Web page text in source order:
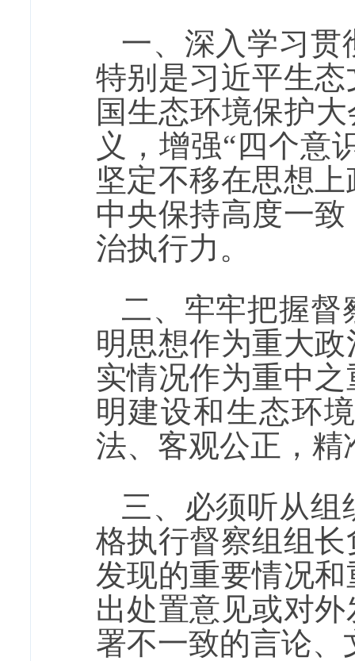
一、深入学习贯
特别是习近平生
国生态环境保护
义，增强“四个意
坚定不移在思想
中央保持高度一
治执行力。
二、牢牢把握督
明思想作为重大
实情况作为重中
明建设和生态环
法、客观公正，
三、必须听从
格执行督察组组
发现的重要情况
出处置意见或对
署不一致的言论、